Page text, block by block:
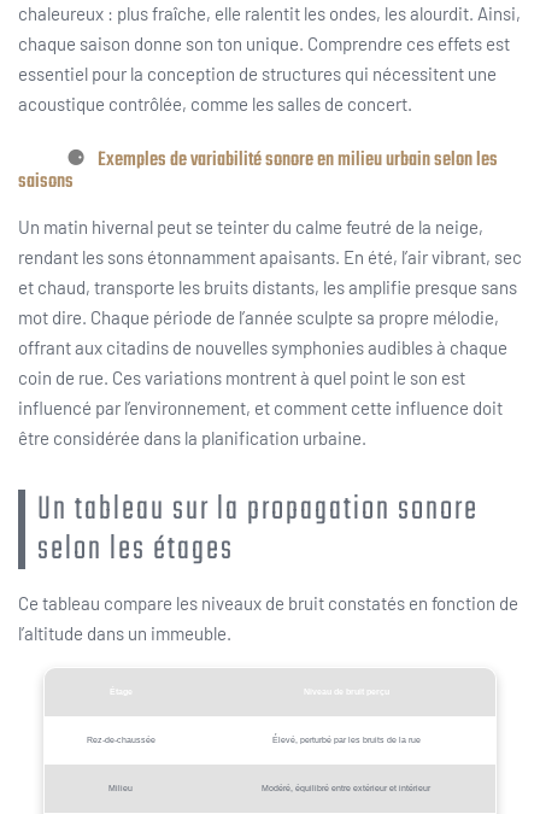
chaleureux : plus fraîche, elle ralentit les ondes, les alourdit. Ainsi,
chaque saison donne son ton unique. Comprendre ces effets est
essentiel pour la conception de structures qui nécessitent une
acoustique contrôlée, comme les salles de concert.
Exemples de variabilité sonore en milieu urbain selon les
saisons
Un matin hivernal peut se teinter du calme feutré de la neige,
rendant les sons étonnamment apaisants. En été, l’air vibrant, sec
et chaud, transporte les bruits distants, les amplifie presque sans
mot dire. Chaque période de l’année sculpte sa propre mélodie,
offrant aux citadins de nouvelles symphonies audibles à chaque
coin de rue. Ces variations montrent à quel point le son est
influencé par l’environnement, et comment cette influence doit
être considérée dans la planification urbaine.
Un tableau sur la propagation sonore
selon les étages
Ce tableau compare les niveaux de bruit constatés en fonction de
l’altitude dans un immeuble.
Étage Niveau de bruit perçu
Rez-de-chaussée Élevé, perturbé par les bruits de la rue
Milieu Modéré, équilibré entre extérieur et intérieur